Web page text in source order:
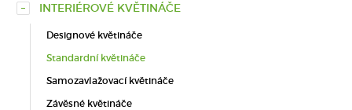
INTERIÉROVÉ KVĚTINÁČE
Designové květináče
Standardní květináče
Samozavlažovací květináče
Závěsné květináče